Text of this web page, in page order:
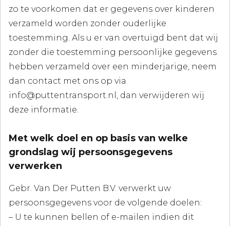
zo te voorkomen dat er gegevens over kinderen
verzameld worden zonder ouderlijke
toestemming. Als u er van overtuigd bent dat wij
zonder die toestemming persoonlijke gegevens
hebben verzameld over een minderjarige, neem
dan contact met ons op via
info@puttentransport.nl, dan verwijderen wij
deze informatie.
Met welk doel en op basis van welke
grondslag wij persoonsgegevens
verwerken
Gebr. Van Der Putten B.V. verwerkt uw
persoonsgegevens voor de volgende doelen:
– U te kunnen bellen of e-mailen indien dit